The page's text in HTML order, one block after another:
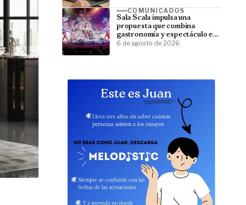
COMUNICADOS
Sala Scala impulsa una
propuesta que combina
gastronomía y espectáculo en
Gran Canaria
6 de agosto de 2026